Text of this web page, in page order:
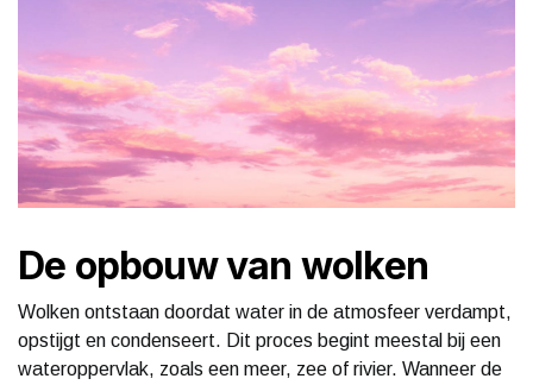
De opbouw van wolken
Wolken ontstaan doordat water in de atmosfeer verdampt,
opstijgt en condenseert. Dit proces begint meestal bij een
wateroppervlak, zoals een meer, zee of rivier. Wanneer de